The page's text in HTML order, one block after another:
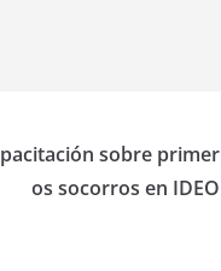
sobre primer
os socorros en IDEO